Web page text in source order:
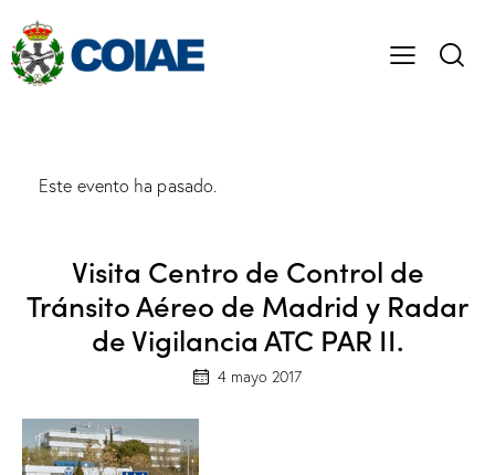
Este evento ha pasado.
Visita Centro de Control de
Tránsito Aéreo de Madrid y Radar
de Vigilancia ATC PAR II.
4 mayo 2017